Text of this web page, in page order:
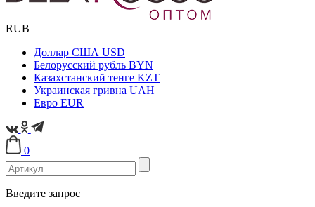
RUB
Доллар США USD
Белорусский рубль BYN
Казахстанский тенге KZT
Украинская гривна UAH
Евро EUR
0
Введите запрос